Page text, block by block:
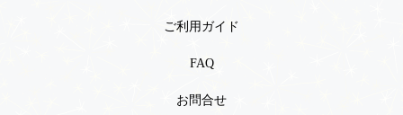
ご利用ガイド
FAQ
お問合せ